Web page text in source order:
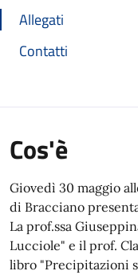
Allegati
Contatti
Cos'è
Giovedì 30 maggio
di Bracciano
La prof.ssa
Lucciole" e il prof.
libro "Precipitazioni